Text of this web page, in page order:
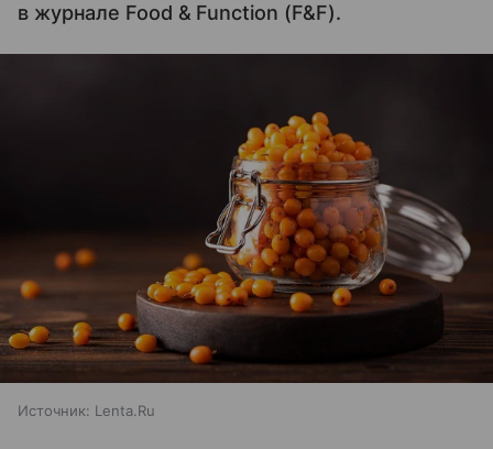
в журнале Food & Function (F&F).
Источник: Lenta.Ru